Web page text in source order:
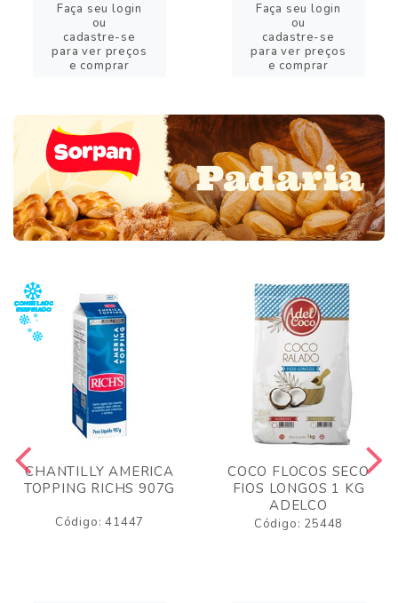
Faça seu login
ou
cadastre-se
para ver preços
e comprar
Faça seu login
ou
cadastre-se
para ver preços
e comprar
CHANTILLY AMERICA
TOPPING RICHS 907G
Código: 41447
COCO FLOCOS SECO
FIOS LONGOS 1 KG
ADELCO
Código: 25448